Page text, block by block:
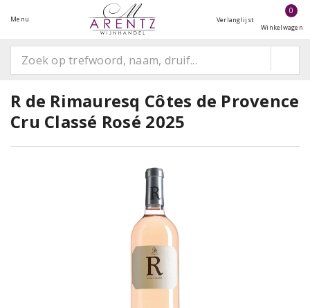
Menu Verlanglijst
0
Winkelwagen
R de Rimauresq Côtes de Provence
Cru Classé Rosé 2025